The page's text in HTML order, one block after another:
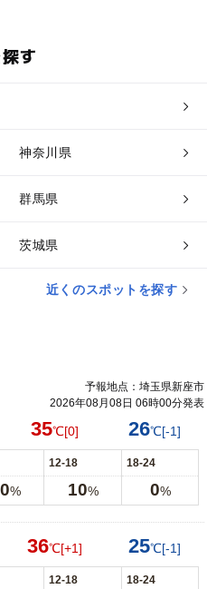
す
神奈川県
群馬県
茨城県
近くのスポットを探す
予報地点：埼玉県新座市
2026年08月08日 06時00分発表
35℃[0] 26℃[-1]
12-18 18-24
% 10% 0%
36℃[+1] 25℃[-1]
12-18 18-24